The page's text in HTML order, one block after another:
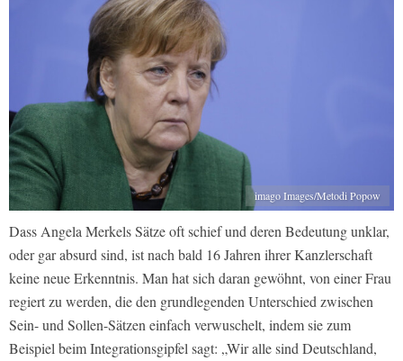
imago Images/Metodi Popow
Dass Angela Merkels Sätze oft schief und deren Bedeutung unklar,
oder gar absurd sind, ist nach bald 16 Jahren ihrer Kanzlerschaft
keine neue Erkenntnis. Man hat sich daran gewöhnt, von einer Frau
regiert zu werden, die den grundlegenden Unterschied zwischen
Sein- und Sollen-Sätzen einfach verwuschelt, indem sie zum
Beispiel beim Integrationsgipfel sagt: „Wir alle sind Deutschland,